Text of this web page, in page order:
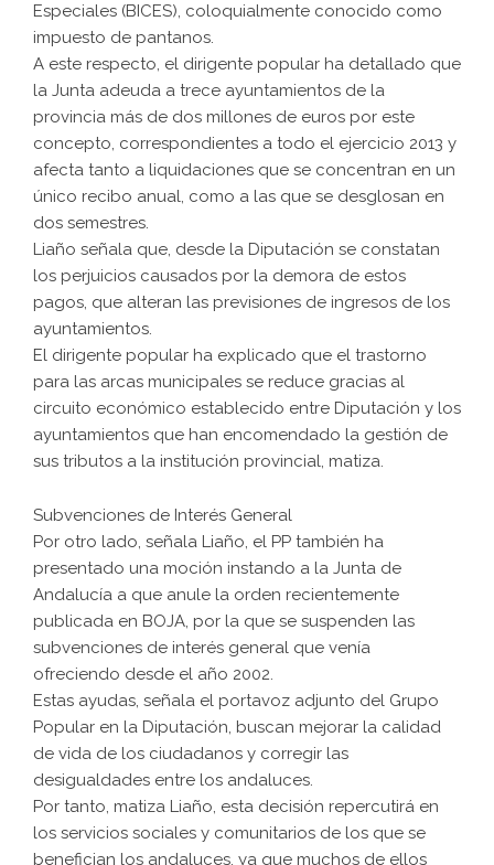
Especiales (BICES), coloquialmente conocido como
impuesto de pantanos.
A este respecto, el dirigente popular ha detallado que
la Junta adeuda a trece ayuntamientos de la
provincia más de dos millones de euros por este
concepto, correspondientes a todo el ejercicio 2013 y
afecta tanto a liquidaciones que se concentran en un
único recibo anual, como a las que se desglosan en
dos semestres.
Liaño señala que, desde la Diputación se constatan
los perjuicios causados por la demora de estos
pagos, que alteran las previsiones de ingresos de los
ayuntamientos.
El dirigente popular ha explicado que el trastorno
para las arcas municipales se reduce gracias al
circuito económico establecido entre Diputación y los
ayuntamientos que han encomendado la gestión de
sus tributos a la institución provincial, matiza.
Subvenciones de Interés General
Por otro lado, señala Liaño, el PP también ha
presentado una moción instando a la Junta de
Andalucía a que anule la orden recientemente
publicada en BOJA, por la que se suspenden las
subvenciones de interés general que venía
ofreciendo desde el año 2002.
Estas ayudas, señala el portavoz adjunto del Grupo
Popular en la Diputación, buscan mejorar la calidad
de vida de los ciudadanos y corregir las
desigualdades entre los andaluces.
Por tanto, matiza Liaño, esta decisión repercutirá en
los servicios sociales y comunitarios de los que se
benefician los andaluces, ya que muchos de ellos